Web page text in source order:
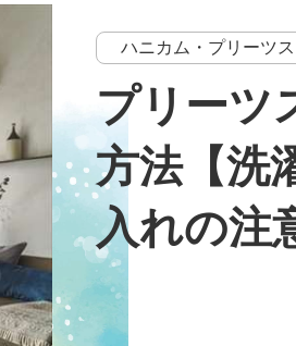
ハニカム・プリーツ
プリーツ
方法【洗
入れの注